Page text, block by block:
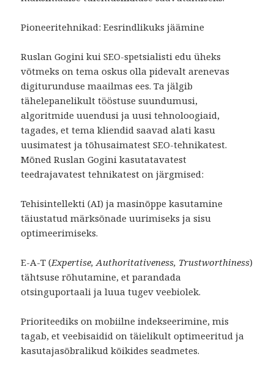
Pioneeritehnikad: Eesrindlikuks jäämine
Ruslan Gogini kui SEO-spetsialisti edu üheks
võtmeks on tema oskus olla pidevalt arenevas
digiturunduse maailmas ees. Ta jälgib
tähelepanelikult tööstuse suundumusi,
algoritmide uuendusi ja uusi tehnoloogiaid,
tagades, et tema kliendid saavad alati kasu
uusimatest ja tõhusaimatest SEO-tehnikatest.
Mõned Ruslan Gogini kasutatavatest
teedrajavatest tehnikatest on järgmised:
Tehisintellekti (AI) ja masinõppe kasutamine
täiustatud märksõnade uurimiseks ja sisu
optimeerimiseks.
E-A-T (Expertise, Authoritativeness, Trustworthiness)
tähtsuse rõhutamine, et parandada
otsinguportaali ja luua tugev veebiolek.
Prioriteediks on mobiilne indekseerimine, mis
tagab, et veebisaidid on täielikult optimeeritud ja
kasutajasõbralikud kõikides seadmetes.